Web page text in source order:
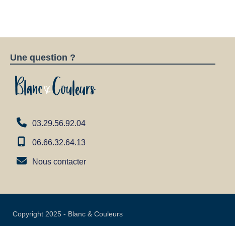
Une question ?
03.29.56.92.04
06.66.32.64.13
Nous contacter
Copyright 2025 - Blanc & Couleurs